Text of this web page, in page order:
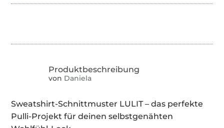
von Daniela
Sweatshirt-Schnittmuster LULIT – das perfekte
Pulli-Projekt für deinen selbstgenähten